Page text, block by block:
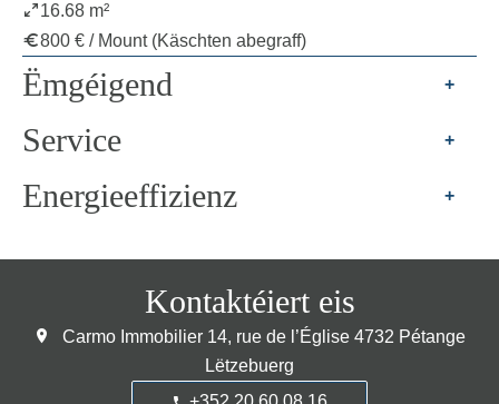
16.68 m²
800 € / Mount (Käschten abegraff)
Ëmgéigend +
Service +
Energieeffizienz +
Kontaktéiert eis
Carmo Immobilier 14, rue de l’Église 4732 Pétange
Lëtzebuerg